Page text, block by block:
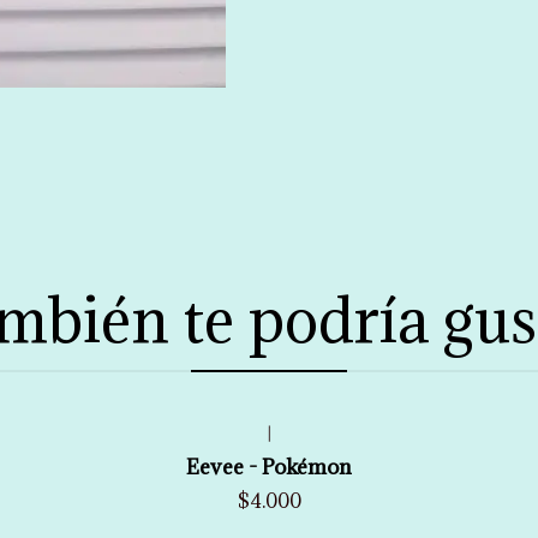
te podría
Eevee - Pokémon
$4.000